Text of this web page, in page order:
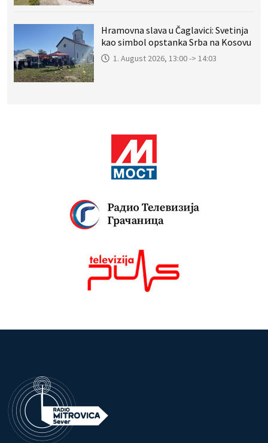
Hramovna slava u Čaglavici: Svetinja
kao simbol opstanka Srba na Kosovu
1. August 2026, 13:00 -> 14:03